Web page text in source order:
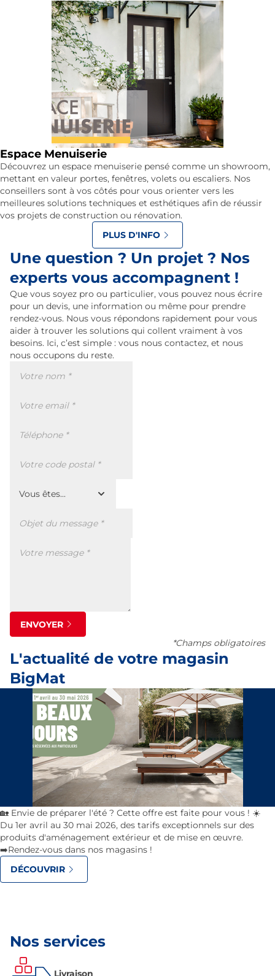
Espace Menuiserie
Découvrez un espace menuiserie pensé comme un showroom,
mettant en valeur portes, fenêtres, volets ou escaliers. Nos
conseillers sont à vos côtés pour vous orienter vers les
meilleures solutions techniques et esthétiques afin de réussir
vos projets de construction ou rénovation.
PLUS D'INFO
Une question ? Un projet ? Nos
experts vous accompagnent !
Que vous soyez pro ou particulier, vous pouvez nous écrire
pour un devis, une information ou même pour prendre
rendez-vous. Nous vous répondons rapidement pour vous
aider à trouver les solutions qui collent vraiment à vos
besoins. Ici, c’est simple : vous nous contactez, et nous
nous occupons du reste.
ENVOYER
*Champs obligatoires
L'actualité de votre magasin
BigMat
🏡 Envie de préparer l'été ? Cette offre est faite pour vous ! ☀️
Du 1er avril au 30 mai 2026, des tarifs exceptionnels sur des
produits d'aménagement extérieur et de mise en œuvre.
➡️Rendez-vous dans nos magasins !
DÉCOUVRIR
Nos services
Livraison